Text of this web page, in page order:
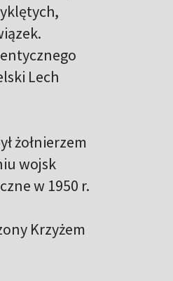
Lech
żołnierzem
wojsk
w 1950 r.
Krzyżem